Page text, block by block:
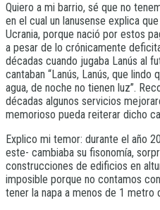
Quiero a mi barrio, sé que no
en el cual un lanusense explica
Ucrania, porque nació por estos
a pesar de lo crónicamente
décadas cuando jugaba Lanús al
cantaban “Lanús, Lanús, que lindo
agua, de noche no tienen luz”.
décadas algunos servicios
memorioso pueda reiterar dicho
Explico mi temor: durante el año
este- cambiaba su fisonomía,
construcciones de edificios en
imposible porque no contamos
tener la napa a menos de 1 metro